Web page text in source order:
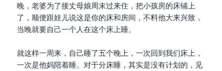
晚，老婆为了接丈母娘周末过来住，把小孩房的床铺上
了，顺便跟娃儿说这是你的床和房间，不料他大来兴致，
当晚就要自己一个人在这个床上睡。
就这样一周来，自己睡了五个晚上，一次回到我们床上，
一次是他妈陪着睡。对于分床睡，其实是没有计划的，见